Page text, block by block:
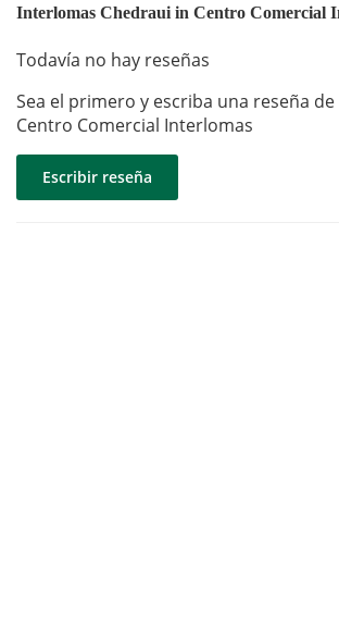
Interlomas Chedraui in Centro Comercial
Todavía no hay reseñas
Sea el primero y escriba una reseña
Centro Comercial Interlomas
Escribir reseña